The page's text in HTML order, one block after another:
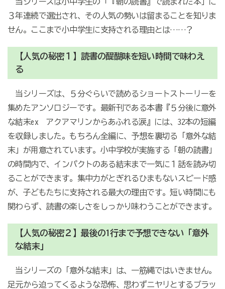
３年連続で選出され、その人気の勢いは留まることを知りま
せん。ここまで小中学生に支持される理由とは……？
【人気の秘密１】読書の醍醐味を短い時間で味わえ
る
当シリーズは、５分ぐらいで読めるショートストーリーを
集めたアンソロジーです。最新刊である本書『５分後に意外
な結末ex アクアマリンからあふれる涙』には、32本の短編
を収録しました。もちろん全編に、予想を裏切る「意外な結
末」が用意されています。小中学校が実施する「朝の読書」
の時間内で、インパクトのある結末まで一気に１話を読み切
ることができます。集中力がとぎれるひまもないスピード感
が、子どもたちに支持される最大の理由です。短い時間にも
関わらず、読書の楽しさをしっかり味わうことができます。
【人気の秘密２】最後の1行まで予想できない「意外
な結末」
当シリーズの「意外な結末」は、一筋縄ではいきません。
足元から迫ってくるような恐怖、思わずニヤリとするブラッ